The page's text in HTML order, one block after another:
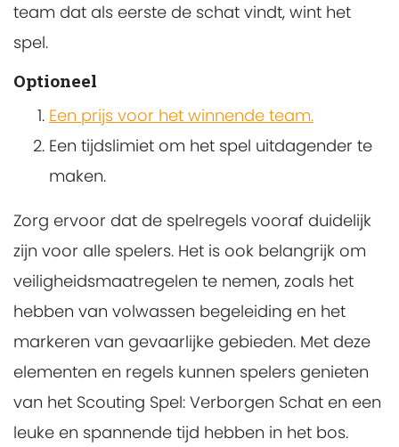
team dat als eerste de schat vindt, wint het
spel.
Optioneel
Een prijs voor het winnende team.
Een tijdslimiet om het spel uitdagender te
maken.
Zorg ervoor dat de spelregels vooraf duidelijk
zijn voor alle spelers. Het is ook belangrijk om
veiligheidsmaatregelen te nemen, zoals het
hebben van volwassen begeleiding en het
markeren van gevaarlijke gebieden. Met deze
elementen en regels kunnen spelers genieten
van het Scouting Spel: Verborgen Schat en een
leuke en spannende tijd hebben in het bos.